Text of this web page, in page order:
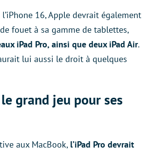
16, Apple devrait également
fouet à sa gamme de tablettes,
iPad Pro, ainsi que deux iPad Air.
lui aussi le droit à quelques
grand jeu pour ses
aux MacBook, l’iPad Pro devrait